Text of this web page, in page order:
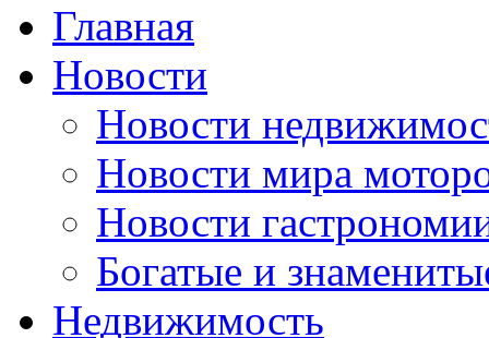
Главная
Новости
Новости
Новости мира
Новости
Богатые и
Недвижимость